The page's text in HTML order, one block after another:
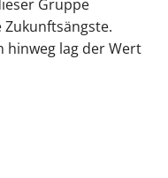
Gruppe
hinweg lag der Wert